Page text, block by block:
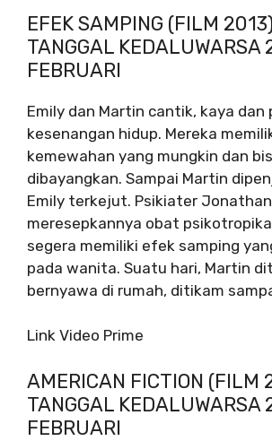
EFEK SAMPING (FILM
TANGGAL KEDALUWARSA
FEBRUARI
Emily dan Martin cantik, kaya dan
kesenangan hidup. Mereka
kemewahan yang mungkin dan
dibayangkan. Sampai Martin
Emily terkejut. Psikiater
meresepkannya obat
segera memiliki efek samping
pada wanita. Suatu hari, Martin
bernyawa di rumah, ditikam
Link Video Prime
AMERICAN FICTION (FILM
TANGGAL KEDALUWARSA
FEBRUARI